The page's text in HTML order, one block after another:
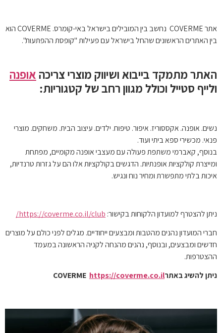
אתרCOVERME
נחשב בין המובילים בישראל באי-קומרס. COVERME הוא
בין האתרים הראשונים שהחל בישראל עם פעילות "קופסת ההפתעות".
האתר מתמקד בייבוא ושיווק מוצרי צריכה אופנה
ולייף סטייל וכולל מגוון רחב של קטגוריות:
נשים. אופנה. אקססוריז. איפור. טיפוח. ילדים. עיצוב הבית. משחקים. מוצרי
פנאי. מכשירי ספא ביתי ועוד.
בנוסף, קאברמי משתפת פעולה עם מעצבי אופנה מקומיים, מפתחת
ומייצרת קולקציות אופנתיות. הדגשים בקולקציות אלו הם על גזרות טרנדיות,
איכות בלתי מתפשרת ומחיר נוח ונגיש.
ניתן להצטרף למועדון הלקוחות בקישור: https://coverme.co.il/club/
חברי המועדון נהנים מהטבות ומבצעים ייחודיים. מגלים לפני כולם על מוצרים
חדשים ומבצעים, ובנוסף, נהנים מהנחה לקניה הראשונה במעמד
ההצטרפות.
ניתן להשיג באתרCOVERMEhttps://coverme.co.il